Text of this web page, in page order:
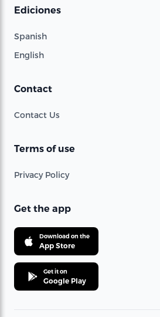
Ediciones
Spanish
English
Contact
Contact Us
Terms of use
Privacy Policy
Get the app
Download on the
App Store
Get it on
Google Play